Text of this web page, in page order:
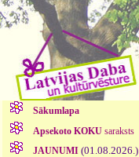
Sākumlapa
Apsekoto KOKUsaraksts
JAUNUMI (01.08.2026.)